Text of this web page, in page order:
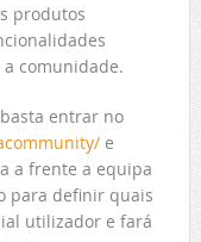
produtos
a comunidade.
entrar no
e
a frente a equipa
para definir quais
utilizador e fará